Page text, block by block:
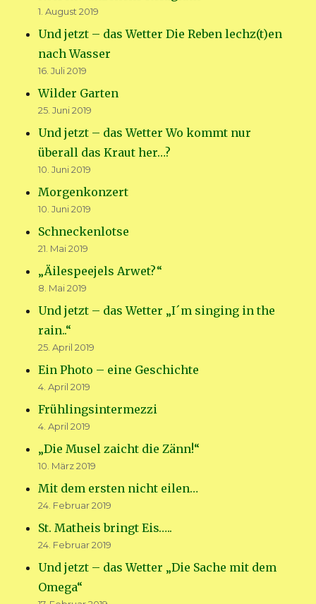
1. August 2019
Und jetzt – das Wetter Die Reben lechz(t)en
nach Wasser
16. Juli 2019
Wilder Garten
25. Juni 2019
Und jetzt – das Wetter Wo kommt nur
überall das Kraut her…?
10. Juni 2019
Morgenkonzert
10. Juni 2019
Schneckenlotse
21. Mai 2019
„Äilespeejels Arwet?“
8. Mai 2019
Und jetzt – das Wetter „I´m singing in the
rain..“
25. April 2019
Ein Photo – eine Geschichte
4. April 2019
Frühlingsintermezzi
4. April 2019
„Die Musel zaicht die Zänn!“
10. März 2019
Mit dem ersten nicht eilen…
24. Februar 2019
St. Matheis bringt Eis…..
24. Februar 2019
Und jetzt – das Wetter „Die Sache mit dem
Omega“